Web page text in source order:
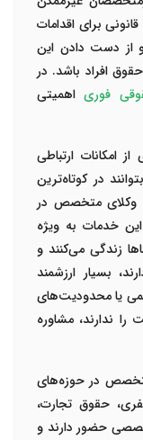
برای اقدامات
از دست دادن این
افراد باشد. در
فوریاهمیتی
امکانات ارتباطی
در کوتاه‌ترین
وکلای متخصص در
خدمات به ویژه
زندگی می‌کنند و
بسیار ارزشمند
یا محدودیت‌های
ندارند، مشاوره
در حوزه‌های
حقوق تجارت،
حضور دارند و